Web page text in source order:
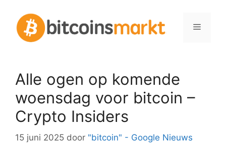
inhoud
Menu
Alle ogen op komende
woensdag voor bitcoin –
Crypto Insiders
15 juni 2025 door "bitcoin" - Google Nieuws